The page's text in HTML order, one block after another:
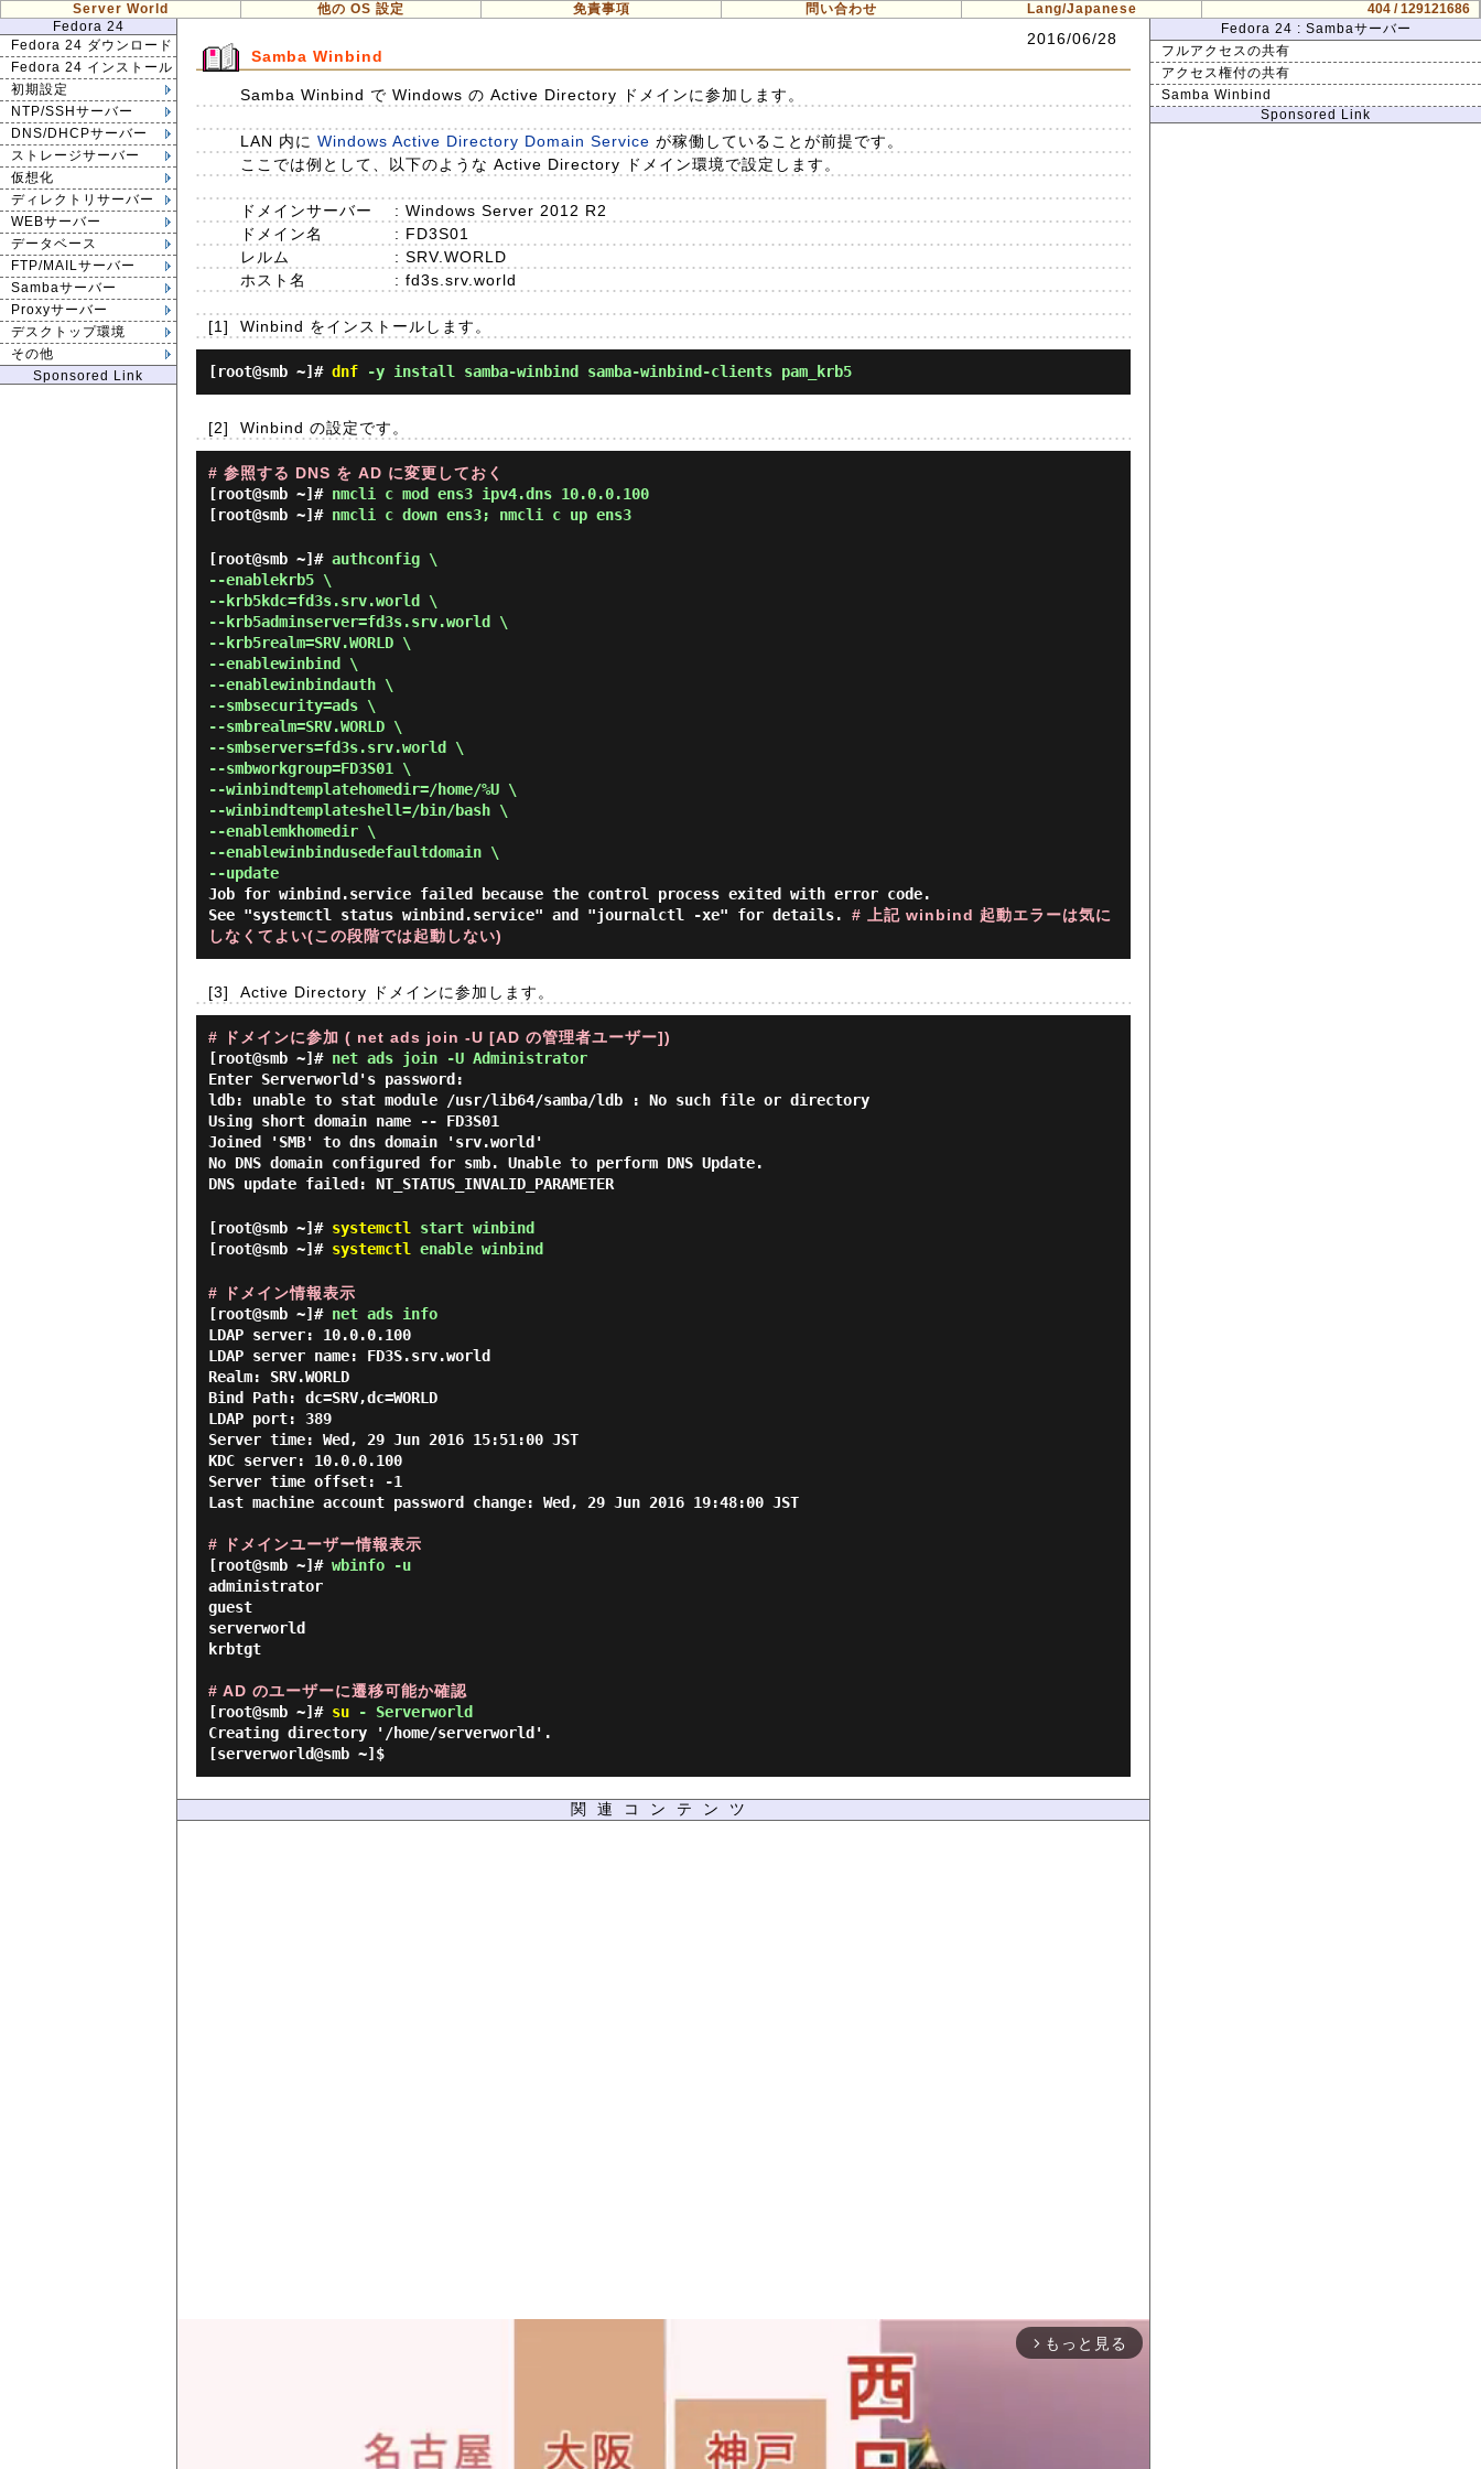
Server World 他の OS 設定 免責事項 問い合わせ Lang/Japanese
404 / 129121686
Fedora 24
Fedora 24 ダウンロード
Fedora 24 インストール
初期設定
NTP/SSHサーバー
DNS/DHCPサーバー
ストレージサーバー
仮想化
ディレクトリサーバー
WEBサーバー
データベース
FTP/MAILサーバー
Sambaサーバー
Proxyサーバー
デスクトップ環境
その他
Sponsored Link
Samba Winbind
2016/06/28
Samba Winbind で Windows の Active Directory ドメインに参加します。
LAN 内に Windows Active Directory Domain Service が稼働していることが前提です。
ここでは例として、以下のような Active Directory ドメイン環境で設定します。
ドメインサーバー
: Windows Server 2012 R2
ドメイン名
: FD3S01
レルム
: SRV.WORLD
ホスト名
: fd3s.srv.world
[1] Winbind をインストールします。
[root@smb ~]# dnf -y install samba-winbind samba-winbind-clients pam_krb5
[2] Winbind の設定です。
# 参照する DNS を AD に変更しておく
[root@smb ~]# nmcli c mod ens3 ipv4.dns 10.0.0.100
[root@smb ~]# nmcli c down ens3; nmcli c up ens3
[root@smb ~]# authconfig \
--enablekrb5 \
--krb5kdc=fd3s.srv.world \
--krb5adminserver=fd3s.srv.world \
--krb5realm=SRV.WORLD \
--enablewinbind \
--enablewinbindauth \
--smbsecurity=ads \
--smbrealm=SRV.WORLD \
--smbservers=fd3s.srv.world \
--smbworkgroup=FD3S01 \
--winbindtemplatehomedir=/home/%U \
--winbindtemplateshell=/bin/bash \
--enablemkhomedir \
--enablewinbindusedefaultdomain \
--update
Job for winbind.service failed because the control process exited with error code.
See "systemctl status winbind.service" and "journalctl -xe" for details. # 上記 winbind 起動エラーは気に
しなくてよい(この段階では起動しない)
[3] Active Directory ドメインに参加します。
# ドメインに参加 ( net ads join -U [AD の管理者ユーザー])
[root@smb ~]# net ads join -U Administrator
Enter Serverworld's password:
ldb: unable to stat module /usr/lib64/samba/ldb : No such file or directory
Using short domain name -- FD3S01
Joined 'SMB' to dns domain 'srv.world'
No DNS domain configured for smb. Unable to perform DNS Update.
DNS update failed: NT_STATUS_INVALID_PARAMETER
[root@smb ~]# systemctl
start winbind
[root@smb ~]# systemctl enable winbind
# ドメイン情報表示
[root@smb ~]# net ads info
LDAP server: 10.0.0.100
LDAP server name: FD3S.srv.world
Realm: SRV.WORLD
Bind Path: dc=SRV,dc=WORLD
LDAP port: 389
Server time: Wed, 29 Jun 2016 15:51:00 JST
KDC server: 10.0.0.100
Server time offset: -1
Last machine account password change: Wed, 29 Jun 2016 19:48:00 JST
# ドメインユーザー情報表示
[root@smb ~]# wbinfo -u
administrator
guest
serverworld
krbtgt
# AD のユーザーに遷移可能か確認
[root@smb ~]# su - Serverworld
Creating directory '/home/serverworld'.
[serverworld@smb ~]$
関連コンテンツ
arrow_forward_ios もっと見る
Fedora 24 : Sambaサーバー
フルアクセスの共有
アクセス権付の共有
Samba Winbind
Sponsored Link